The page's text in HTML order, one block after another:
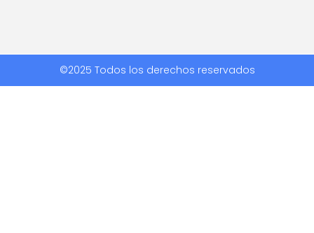
©2025 Todos los derechos reservados